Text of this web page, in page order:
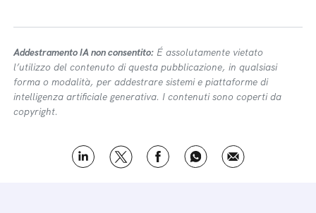
Addestramento IA non consentito: É assolutamente vietato
l’utilizzo del contenuto di questa pubblicazione, in qualsiasi
forma o modalità, per addestrare sistemi e piattaforme di
intelligenza artificiale generativa. I contenuti sono coperti da
copyright.